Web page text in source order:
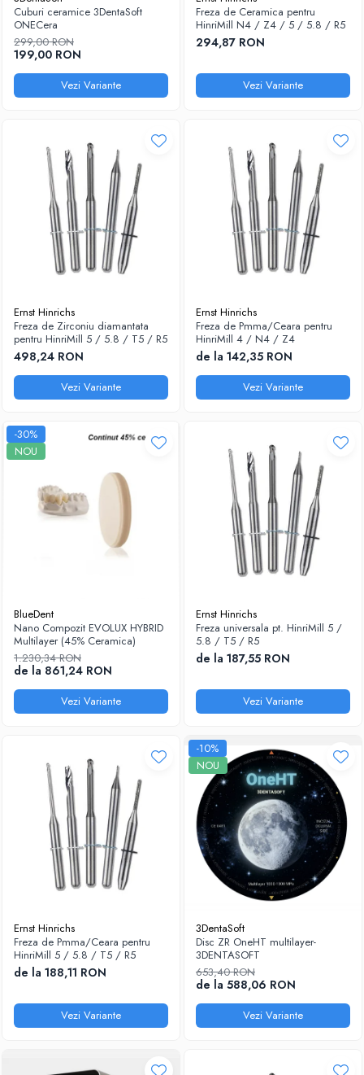
Disc Nano Compozit
Disc PMMA Eldy Plus
Diverse
hs-opaque
Sablatoare
Soclatoare
Cuburi ceramice 3DentaSoft
ONECera
299,00 RON
199,00 RON
Vezi Variante
Freza de Ceramica pentru
HinriMill N4 / Z4 / 5 / 5.8 / R5
294,87 RON
Vezi Variante
Ernst Hinrichs
Freza de Zirconiu diamantata
pentru HinriMill 5 / 5.8 / T5 / R5
498,24 RON
Vezi Variante
Ernst Hinrichs
Freza de Pmma/Ceara pentru
HinriMill 4 / N4 / Z4
de la 142,35 RON
Vezi Variante
-30%
NOU
BlueDent
Nano Compozit EVOLUX HYBRID
Multilayer (45% Ceramica)
1.230,34 RON
de la 861,24 RON
Vezi Variante
Ernst Hinrichs
Freza universala pt. HinriMill 5 /
5.8 / T5 / R5
de la 187,55 RON
Vezi Variante
Ernst Hinrichs
Freza de Pmma/Ceara pentru
HinriMill 5 / 5.8 / T5 / R5
de la 188,11 RON
Vezi Variante
-10%
NOU
3DentaSoft
Disc ZR OneHT multilayer-
3DENTASOFT
653,40 RON
de la 588,06 RON
Vezi Variante